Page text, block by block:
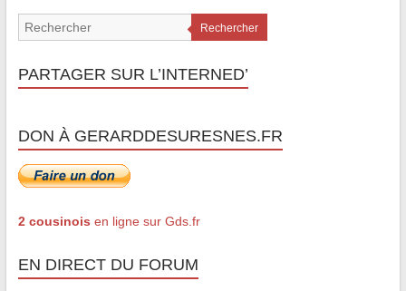
Rechercher
PARTAGER SUR L’INTERNED’
DON À GERARDDESURESNES.FR
2 cousinois en ligne sur Gds.fr
EN DIRECT DU FORUM